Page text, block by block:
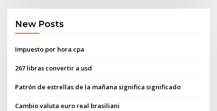
New Posts
Impuesto por hora cpa
267 libras convertir a usd
Patrón de estrellas de la mañana significa significado
Cambio valuta euro real brasiliani